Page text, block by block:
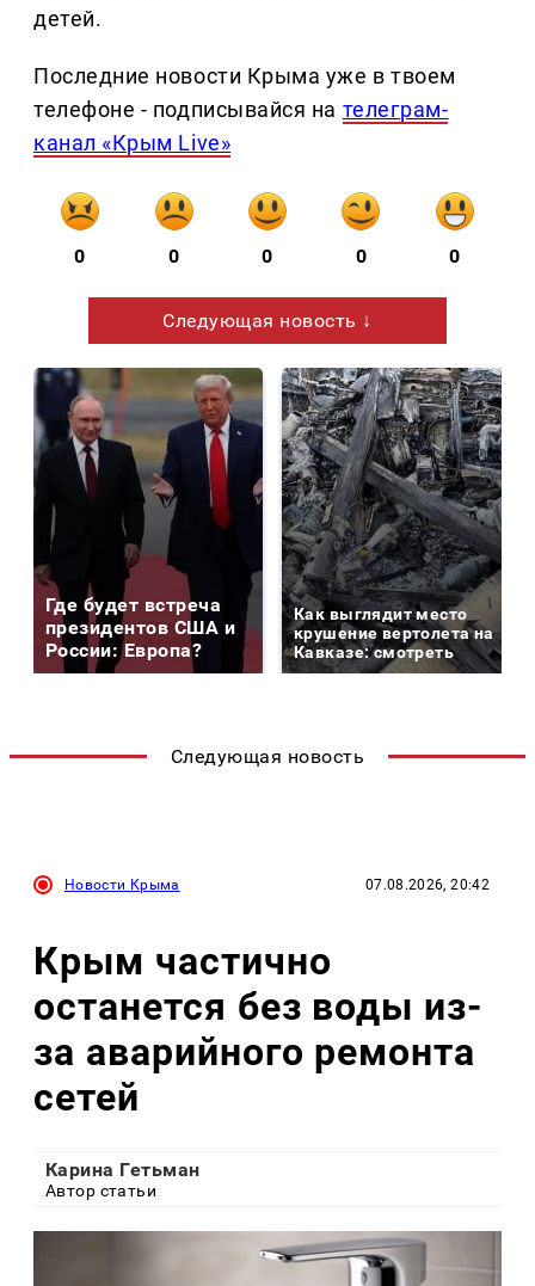
детей.
Последние новости Крыма уже в твоем
телефоне - подписывайся на телеграм-
канал «Крым Live»
0 0 0 0 0
Следующая новость ↓
Где будет встреча
президентов США и
России: Европа?
Как выглядит место
крушение вертолета на
Кавказе: смотреть
Следующая новость
Новости Крыма 07.08.2026, 20:42
Крым частично
останется без воды из-
за аварийного ремонта
сетей
Карина Гетьман
Автор статьи